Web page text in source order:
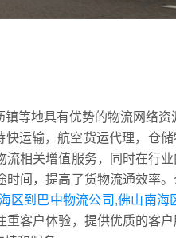
等地具有优势的物流网络资
运输，航空货运代理，仓
相关增值服务，同时在行
间，提高了货物流通效率
区到巴中物流公司,佛山南海
客户体验，提供优质的客